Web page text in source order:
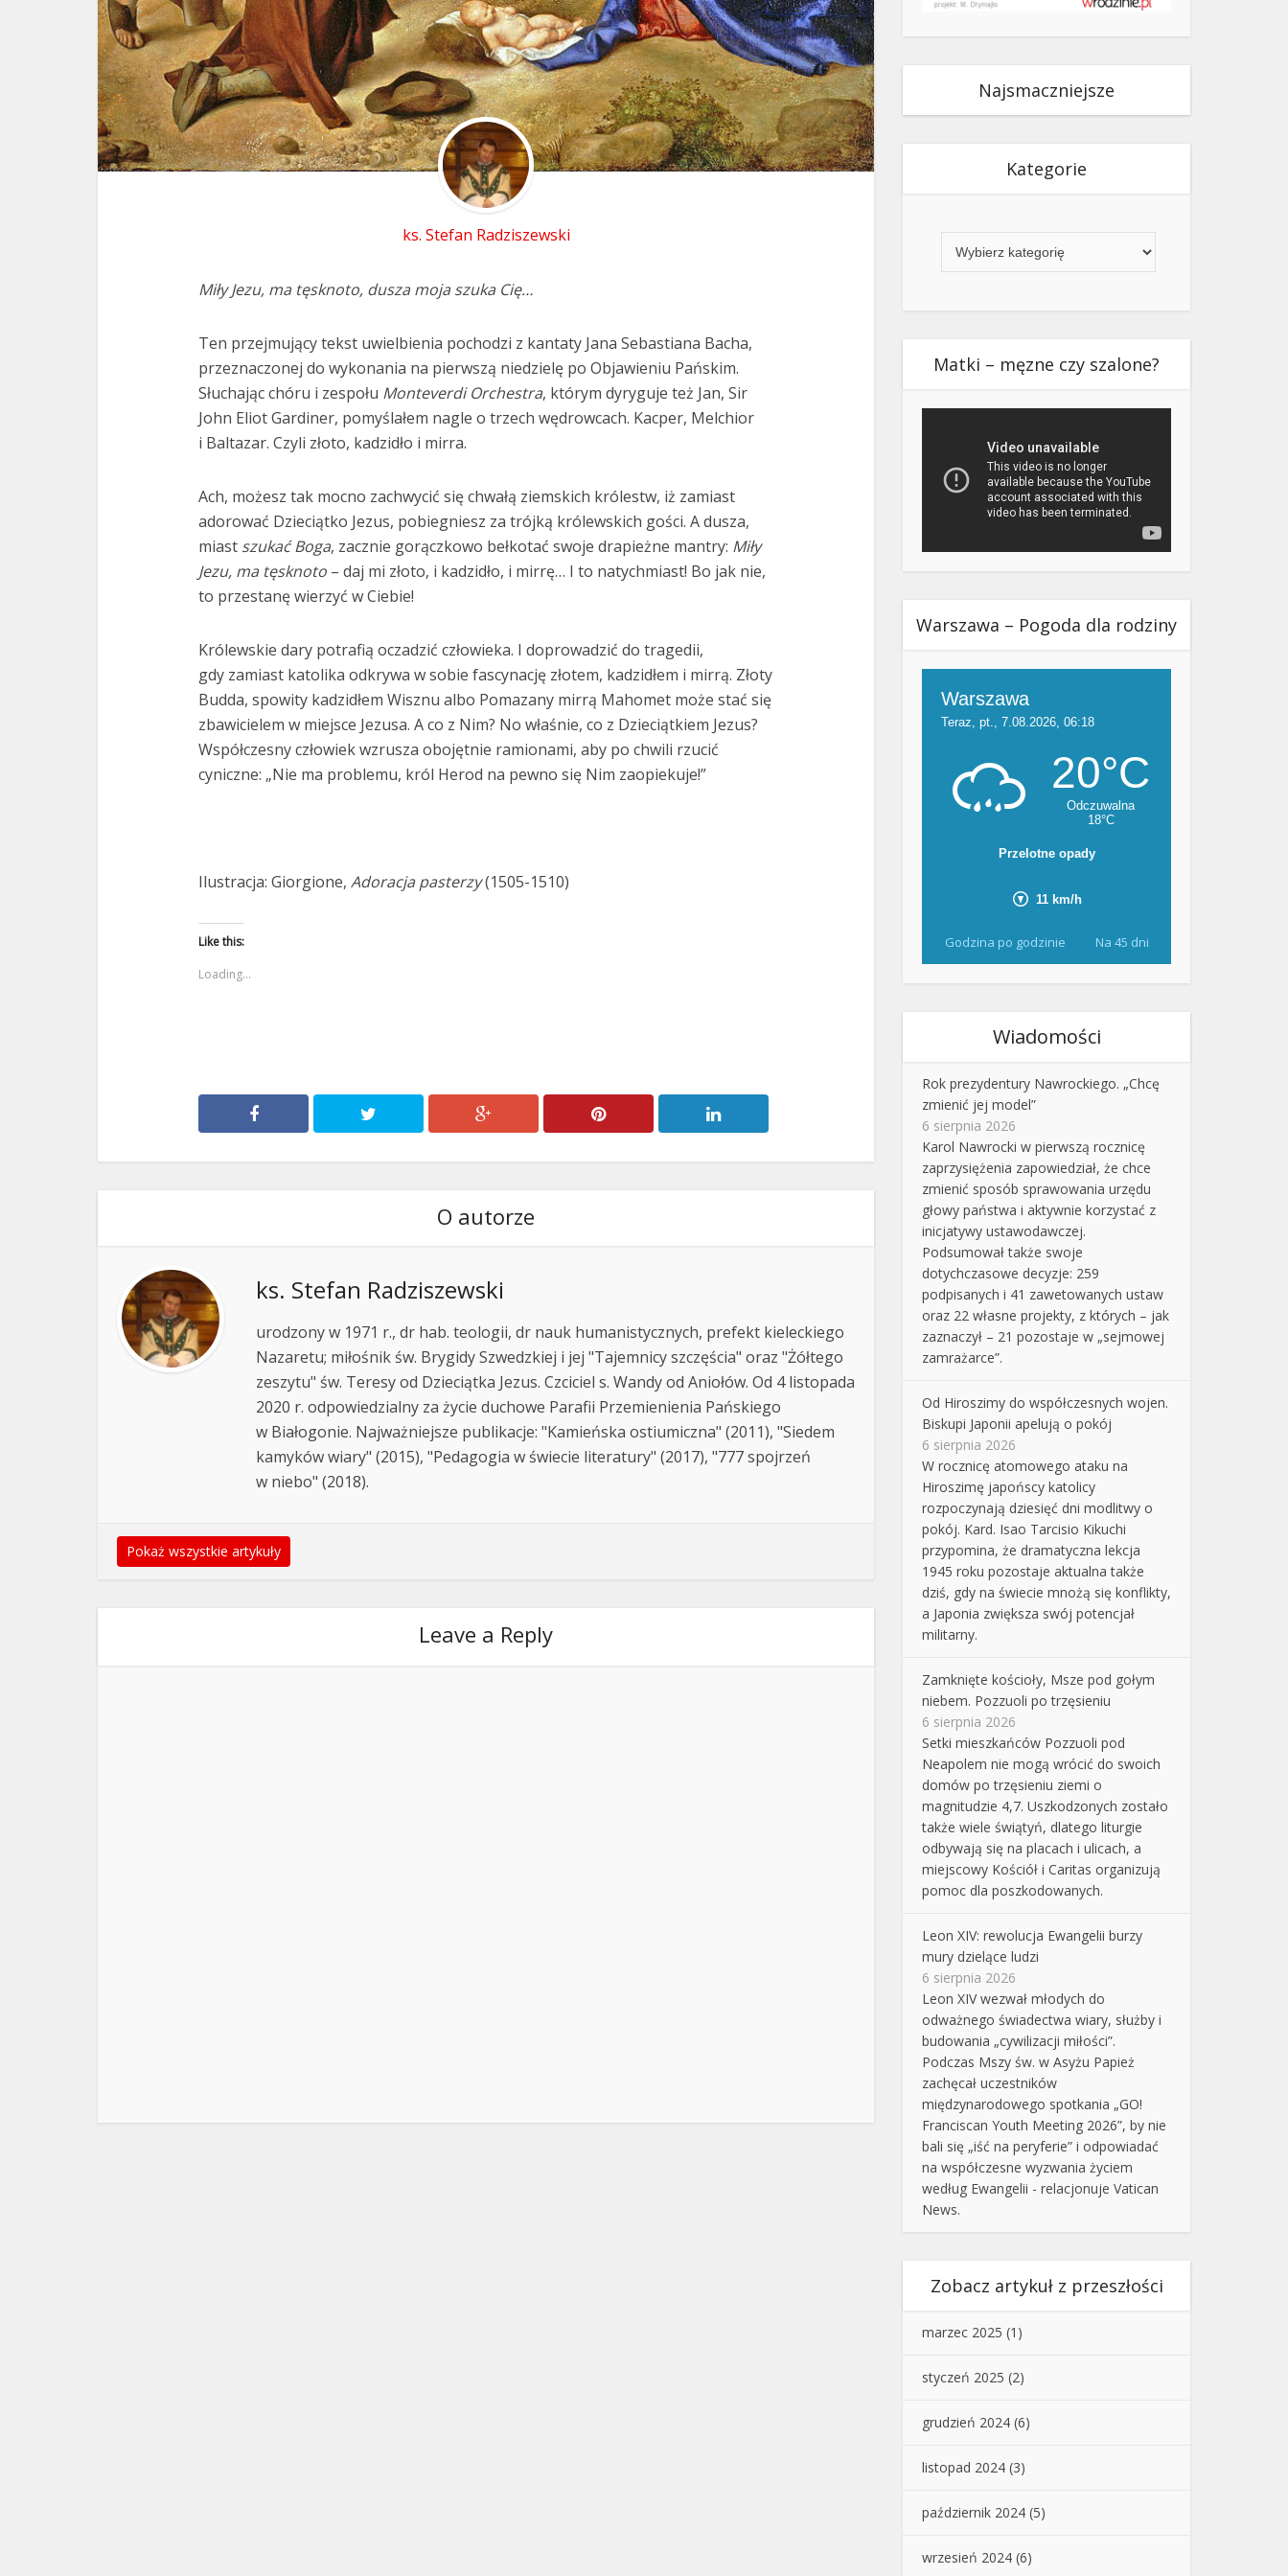
ks. Stefan Radziszewski
Miły Jezu, ma tęsknoto, dusza moja szuka Cię…
Ten przejmujący tekst uwielbienia pochodzi z kantaty Jana Sebastiana Bacha,
przeznaczonej do wykonania na pierwszą niedzielę po Objawieniu Pańskim.
Słuchając chóru i zespołu Monteverdi Orchestra, którym dyryguje też Jan, Sir
John Eliot Gardiner, pomyślałem nagle o trzech wędrowcach. Kacper, Melchior
i Baltazar. Czyli złoto, kadzidło i mirra.
Ach, możesz tak mocno zachwycić się chwałą ziemskich królestw, iż zamiast
adorować Dzieciątko Jezus, pobiegniesz za trójką królewskich gości. A dusza,
miast szukać Boga, zacznie gorączkowo bełkotać swoje drapieżne mantry: Miły
Jezu, ma tęsknoto – daj mi złoto, i kadzidło, i mirrę… I to natychmiast! Bo jak nie,
to przestanę wierzyć w Ciebie!
Królewskie dary potrafią oczadzić człowieka. I doprowadzić do tragedii,
gdy zamiast katolika odkrywa w sobie fascynację złotem, kadzidłem i mirrą. Złoty
Budda, spowity kadzidłem Wisznu albo Pomazany mirrą Mahomet może stać się
zbawicielem w miejsce Jezusa. A co z Nim? No właśnie, co z Dzieciątkiem Jezus?
Współczesny człowiek wzrusza obojętnie ramionami, aby po chwili rzucić
cyniczne: „Nie ma problemu, król Herod na pewno się Nim zaopiekuje!”
Ilustracja: Giorgione, Adoracja pasterzy(1505-1510)
Like this:
Loading...
O autorze
ks. Stefan Radziszewski
urodzony w 1971 r., dr hab. teologii, dr nauk humanistycznych, prefekt kieleckiego
Nazaretu; miłośnik św. Brygidy Szwedzkiej i jej "Tajemnicy szczęścia" oraz "Żółtego
zeszytu" św. Teresy od Dzieciątka Jezus. Czciciel s. Wandy od Aniołów. Od 4 listopada
2020 r. odpowiedzialny za życie duchowe Parafii Przemienienia Pańskiego
w Białogonie. Najważniejsze publikacje: "Kamieńska ostiumiczna" (2011), "Siedem
kamyków wiary" (2015), "Pedagogia w świecie literatury" (2017), "777 spojrzeń
w niebo" (2018).
Pokaż wszystkie artykuły
Leave a Reply
Najsmaczniejsze
Kategorie
Matki – męzne czy szalone?
Warszawa – Pogoda dla rodziny
Godzina po godzinie Na 45 dni
Wiadomości
Rok prezydentury Nawrockiego. „Chcę
zmienić jej model”
6 sierpnia 2026
Karol Nawrocki w pierwszą rocznicę
zaprzysiężenia zapowiedział, że chce
zmienić sposób sprawowania urzędu
głowy państwa i aktywnie korzystać z
inicjatywy ustawodawczej.
Podsumował także swoje
dotychczasowe decyzje: 259
podpisanych i 41 zawetowanych ustaw
oraz 22 własne projekty, z których – jak
zaznaczył – 21 pozostaje w „sejmowej
zamrażarce”.
Od Hiroszimy do współczesnych wojen.
Biskupi Japonii apelują o pokój
6 sierpnia 2026
W rocznicę atomowego ataku na
Hiroszimę japońscy katolicy
rozpoczynają dziesięć dni modlitwy o
pokój. Kard. Isao Tarcisio Kikuchi
przypomina, że dramatyczna lekcja
1945 roku pozostaje aktualna także
dziś, gdy na świecie mnożą się konflikty,
a Japonia zwiększa swój potencjał
militarny.
Zamknięte kościoły, Msze pod gołym
niebem. Pozzuoli po trzęsieniu
6 sierpnia 2026
Setki mieszkańców Pozzuoli pod
Neapolem nie mogą wrócić do swoich
domów po trzęsieniu ziemi o
magnitudzie 4,7. Uszkodzonych zostało
także wiele świątyń, dlatego liturgie
odbywają się na placach i ulicach, a
miejscowy Kościół i Caritas organizują
pomoc dla poszkodowanych.
Leon XIV: rewolucja Ewangelii burzy
mury dzielące ludzi
6 sierpnia 2026
Leon XIV wezwał młodych do
odważnego świadectwa wiary, służby i
budowania „cywilizacji miłości”.
Podczas Mszy św. w Asyżu Papież
zachęcał uczestników
międzynarodowego spotkania „GO!
Franciscan Youth Meeting 2026”, by nie
bali się „iść na peryferie” i odpowiadać
na współczesne wyzwania życiem
według Ewangelii - relacjonuje Vatican
News.
Zobacz artykuł z przeszłości
marzec 2025 (1)
styczeń 2025 (2)
grudzień 2024 (6)
listopad 2024 (3)
październik 2024 (5)
wrzesień 2024 (6)